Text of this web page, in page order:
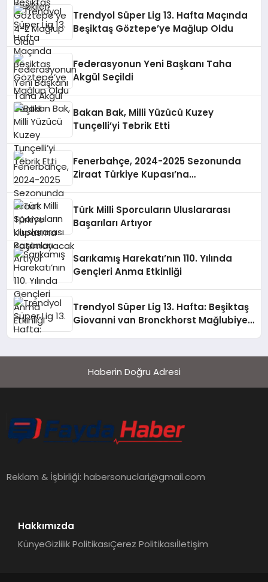
Trendyol Süper Lig 13. Hafta Maçında
Beşiktaş Göztepe’ye Mağlup Oldu
Federasyonun Yeni Başkanı Taha
Akgül Seçildi
Bakan Bak, Milli Yüzücü Kuzey
Tunçelli’yi Tebrik Etti
Fenerbahçe, 2024-2025 Sezonunda
Ziraat Türkiye Kupası’na
Türk Milli Sporcuların Uluslararası
Başarıları Artıyor
Sarıkamış Harekatı’nın 110. Yılında
Gençleri Anma Etkinliği
Trendyol Süper Lig 13. Hafta: Beşiktaş
Giovanni van Bronckhorst Mağlubiyeti
Haberin Doğru Adresi
Reklam & İşbirliği:habersonuclari@gmail.com
Hakkımızda
KünyeGizlilik PolitikasıÇerez Politikasıİletişim